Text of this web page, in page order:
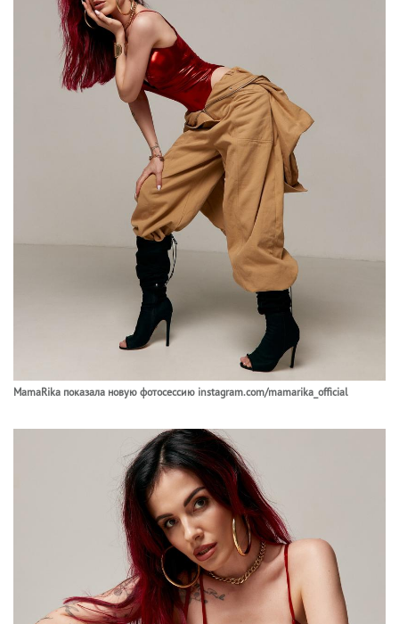
MamaRika показала новую фотосессию instagram.com/mamarika_official